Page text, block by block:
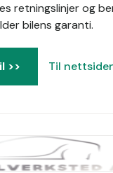
retningslinjer og
bilens garanti.
>> Til